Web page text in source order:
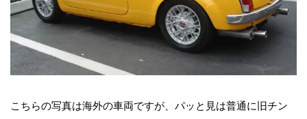
こちらの写真は海外の車両ですが、パッと見は普通に旧チン